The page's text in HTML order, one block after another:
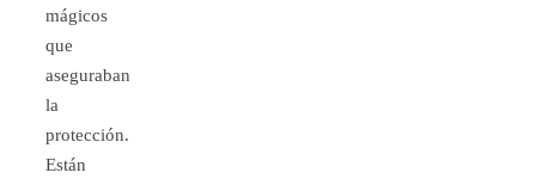
mágicos
que
aseguraban
la
protección.
Están